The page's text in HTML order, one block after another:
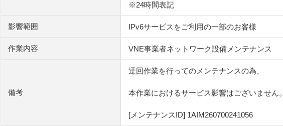
※24時間表記
影響範囲 IPv6サービスをご利用の一部のお客様
作業内容 VNE事業者ネットワーク設備メンテナンス
備考
迂回作業を行ってのメンテナンスの為、
本作業におけるサービス影響はございません。
[メンテナンスID] 1AIM260700241056